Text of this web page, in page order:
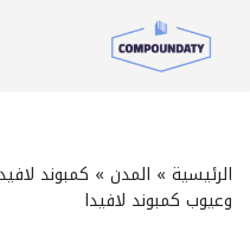
تخطى
الرئيسية » المدن » كمبوند
وعيوب كمبوند لافيدا